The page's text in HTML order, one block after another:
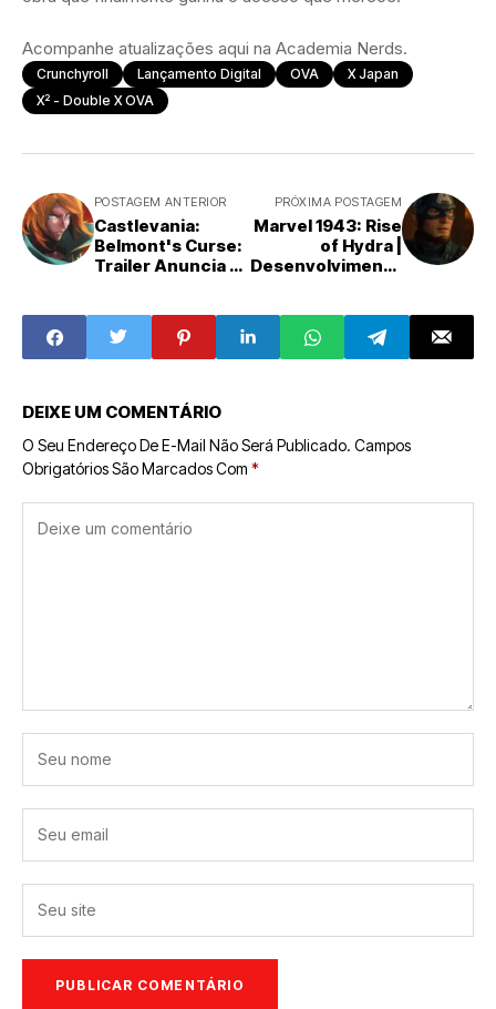
Acompanhe atualizações aqui na Academia Nerds.
Crunchyroll Lançamento Digital OVA
X Japan
X² - Double X OVA
POSTAGEM ANTERIOR
Castlevania:
Belmont's Curse:
Trailer Anuncia o
PRÓXIMA POSTAGEM
Marvel 1943: Rise
of Hydra |
Desenvolvimento
Após 2026
DEIXE UM COMENTÁRIO
O Seu Endereço De E-Mail Não Será Publicado. Campos
Obrigatórios São Marcados Com *